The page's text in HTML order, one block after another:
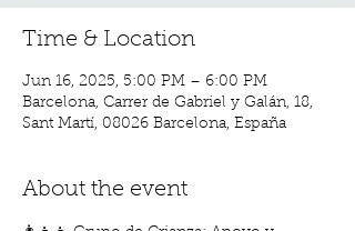
Time & Location
Jun 16, 2025, 5:00 PM – 6:00 PM
Barcelona, Carrer de Gabriel y Galán, 18,
Sant Martí, 08026 Barcelona, España
About the event